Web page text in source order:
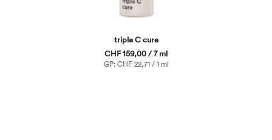
triple C cure
CHF 159,00 / 7 ml
GP: CHF 22,71 / 1 ml